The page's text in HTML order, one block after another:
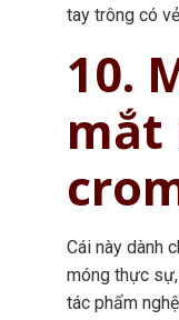
tay trông có
10.
mắt
Cái này dành
móng thực
tác phẩm